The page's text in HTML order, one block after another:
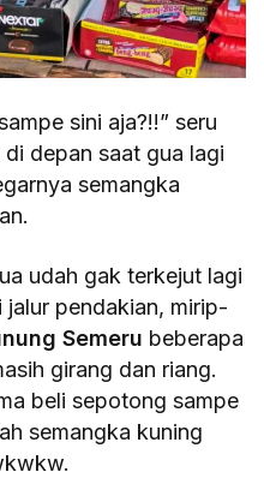
sini aja?!!” seru
depan saat gua lagi
semangka
udah gak terkejut lagi
pendakian, mirip-
Semeru beberapa
girang dan riang.
beli sepotong sampe
semangka kuning